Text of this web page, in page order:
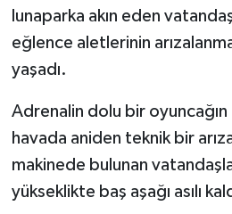
lunaparka akın eden
eğlence aletlerinin
yaşadı.
Adrenalin dolu bir
havada aniden teknik bir
makinede bulunan
yükseklikte baş aşağı asılı